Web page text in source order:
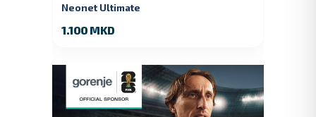
Neonet Ultimate
1.100 MKD